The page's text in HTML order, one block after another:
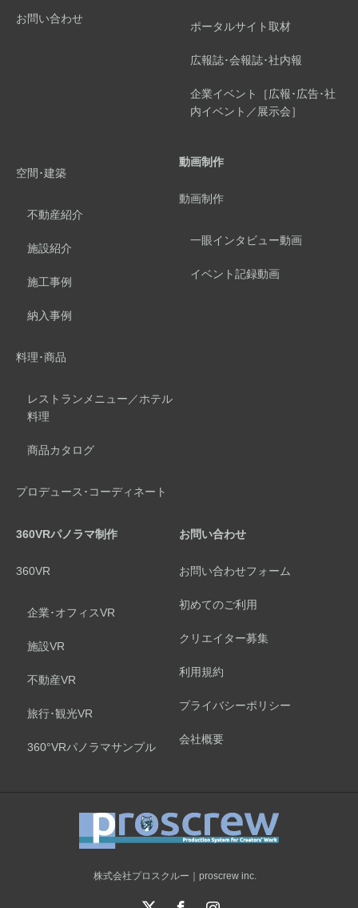
お問い合わせ
ポータルサイト取材
広報誌･会報誌･社内報
企業イベント［広報･広告･社
内イベント／展示会］
空間･建築
不動産紹介
施設紹介
施工事例
納入事例
料理･商品
レストランメニュー／ホテル
料理
商品カタログ
プロデュース･コーディネート
動画制作
動画制作
一眼インタビュー動画
イベント記録動画
360VRパノラマ制作
360VR
企業･オフィスVR
施設VR
不動産VR
旅行･観光VR
360°VRパノラマサンプル
お問い合わせ
お問い合わせフォーム
初めてのご利用
クリエイター募集
利用規約
プライバシーポリシー
会社概要
株式会社プロスクルー｜proscrew inc.
Instagram